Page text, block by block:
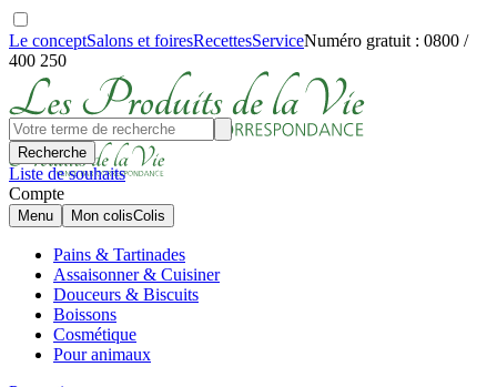
Le conceptSalons et foiresRecettesServiceNuméro gratuit : 0800 /
400 250
Recherche
Liste de souhaits
Compte
Menu Mon colisColis
Pains & Tartinades
Assaisonner & Cuisiner
Douceurs & Biscuits
Boissons
Cosmétique
Pour animaux